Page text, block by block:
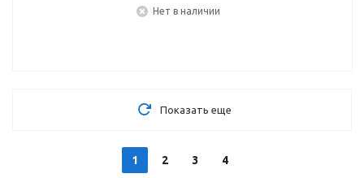
Нет в наличии
Показать еще
1 2 3 4